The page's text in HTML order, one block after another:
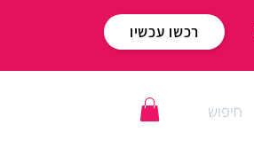
רכשו עכשיו